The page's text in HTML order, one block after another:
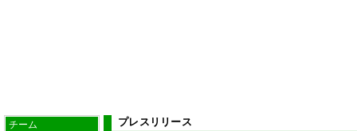
チーム プレスリリース